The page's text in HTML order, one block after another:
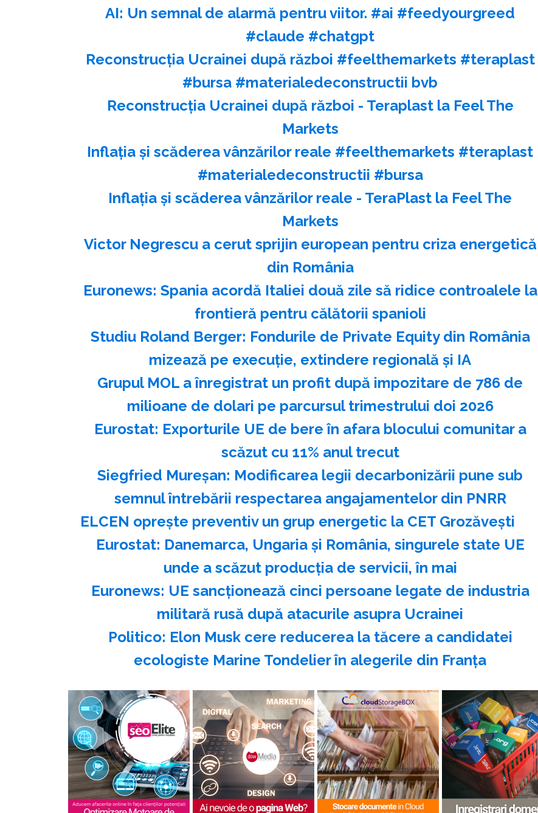
AI: Un semnal de alarmă pentru viitor. #ai #feedyourgreed
#claude #chatgpt
Reconstrucția Ucrainei după război #feelthemarkets #teraplast
#bursa #materialedeconstructii bvb
Reconstrucția Ucrainei după război - Teraplast la Feel The
Markets
Inflația și scăderea vânzărilor reale #feelthemarkets #teraplast
#materialedeconstructii #bursa
Inflația și scăderea vânzărilor reale - TeraPlast la Feel The
Markets
Victor Negrescu a cerut sprijin european pentru criza energetică
din România
Euronews: Spania acordă Italiei două zile să ridice controalele la
frontieră pentru călătorii spanioli
Studiu Roland Berger: Fondurile de Private Equity din România
mizează pe execuţie, extindere regională şi IA
Grupul MOL a înregistrat un profit după impozitare de 786 de
milioane de dolari pe parcursul trimestrului doi 2026
Eurostat: Exporturile UE de bere în afara blocului comunitar a
scăzut cu 11% anul trecut
Siegfried Mureşan: Modificarea legii decarbonizării pune sub
semnul întrebării respectarea angajamentelor din PNRR
ELCEN opreşte preventiv un grup energetic la CET Grozăveşti
Eurostat: Danemarca, Ungaria şi România, singurele state UE
unde a scăzut producţia de servicii, în mai
Euronews: UE sancţionează cinci persoane legate de industria
militară rusă după atacurile asupra Ucrainei
Politico: Elon Musk cere reducerea la tăcere a candidatei
ecologiste Marine Tondelier în alegerile din Franţa